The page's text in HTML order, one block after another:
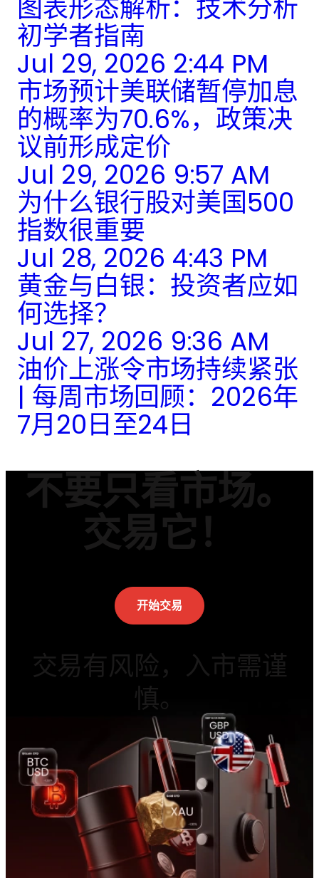
图表形态解析：技术分析
初学者指南
Jul 29, 2026 2:44 PM
市场预计美联储暂停加息
的概率为70.6%，政策决
议前形成定价
Jul 29, 2026 9:57 AM
为什么银行股对美国500
指数很重要
Jul 28, 2026 4:43 PM
黄金与白银：投资者应如
何选择？
Jul 27, 2026 9:36 AM
油价上涨令市场持续紧张
| 每周市场回顾：2026年
7月20日至24日
不要只看市场。
交易它！
开始交易
交易有风险，入市需谨
慎。